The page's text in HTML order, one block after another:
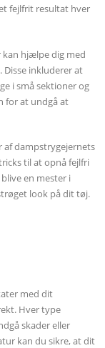
fejlfrit resultat hver
kan hjælpe dig med
inkluderer at
i små sektioner og
for at undgå at
af dampstrygejernets
til at opnå fejlfri
en mester i
look på dit tøj.
med dit
Hver type
skader eller
kan du sikre, at dit